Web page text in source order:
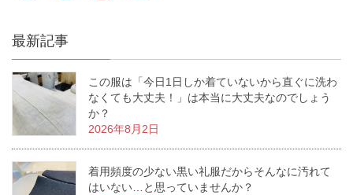
最新記事
この服は「今日1日しか着ていないから直ぐに洗わ
なくても大丈夫！」は本当に大丈夫なのでしょう
か？
2026年8月2日
着用頻度の少ない黒い礼服だからそんなに汚れて
はいない…と思っていませんか？